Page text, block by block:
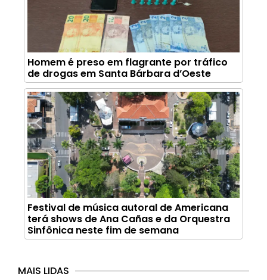
Homem é preso em flagrante por tráfico
de drogas em Santa Bárbara d’Oeste
Festival de música autoral de Americana
terá shows de Ana Cañas e da Orquestra
Sinfônica neste fim de semana
MAIS LIDAS